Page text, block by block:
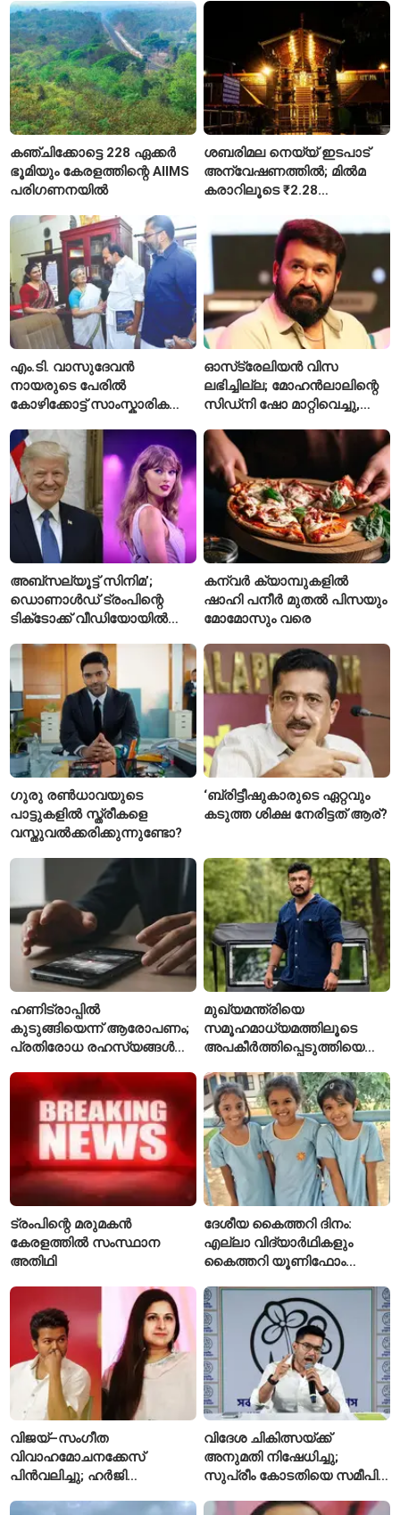
കഞ്ചിക്കോട്ടെ 228 ഏക്കർ
ഭൂമിയും കേരളത്തിന്റെ AIIMS
പരിഗണനയിൽ
ശബരിമല നെയ്യ് ഇടപാട്
അന്വേഷണത്തിൽ; മിൽമ
കരാറിലൂടെ ₹2.28
എഫ്ഐആർ
എം.ടി. വാസുദേവൻ
നായരുടെ പേരിൽ
കോഴിക്കോട്ട് സാംസ്കാരിക
പ്രവർത്തനങ്ങൾക്ക് ₹50
കോടി
ഓസ്‌ട്രേലിയൻ വിസ
ലഭിച്ചില്ല; മോഹൻലാലിന്റെ
സിഡ്‌നി ഷോ മാറ്റിവെച്ചു,
ചോദിച്ച് താരം
അബ്സല്യൂട്ട് സിനിമ’;
ഡൊണാൾഡ് ട്രംപിന്റെ
ടിക്‌ടോക്ക് വീഡിയോയിൽ
‘August’ നീക്കം ചെയ്തു
കന്വർ ക്യാമ്പുകളിൽ
ഷാഹി പനീർ മുതൽ പിസയും
മോമോസും വരെ
ഗുരു രൺധാവയുടെ
പാട്ടുകളിൽ സ്ത്രീകളെ
വസ്തുവൽക്കരിക്കുന്നുണ്ടോ?
‘ബ്രിട്ടീഷുകാരുടെ ഏറ്റവും
കടുത്ത ശിക്ഷ നേരിട്ടത് ആര്?
ഹണിട്രാപ്പിൽ
കുടുങ്ങിയെന്ന് ആരോപണം;
പ്രതിരോധ രഹസ്യങ്ങൾ
വിങ് കമാൻഡർ അറസ്റ്റിൽ
മുഖ്യമന്ത്രിയെ
സമൂഹമാധ്യമത്തിലൂടെ
അപകീർത്തിപ്പെടുത്തിയെന്ന്
ആയങ്കിക്കെതിരെ പുതിയ
കേസ്
ട്രംപിന്റെ മരുമകൻ
കേരളത്തിൽ സംസ്ഥാന
അതിഥി
ദേശീയ കൈത്തറി ദിനം:
എല്ലാ വിദ്യാർഥികളും
കൈത്തറി യൂണിഫോം
സ്കൂൾ വേറിട്ട മാതൃക
വിജയ്–സംഗീത
വിവാഹമോചനക്കേസ്
പിൻവലിച്ചു; ഹർജി
വിദേശ ചികിത്സയ്ക്ക്
അനുമതി നിഷേധിച്ചു;
സുപ്രീം കോടതിയെ സമീപിച്ച്